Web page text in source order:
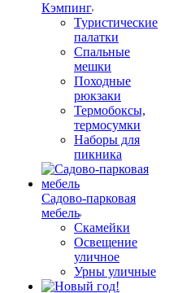
Кэмпинг
Туристические
палатки
Спальные
мешки
Походные
рюкзаки
Термобоксы,
термосумки
Наборы для
пикника
Садово-парковая
мебель
Скамейки
Освещение
уличное
Урны уличные